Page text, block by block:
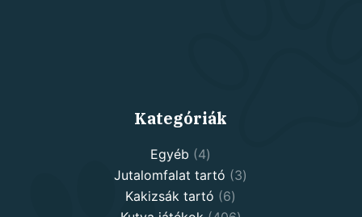
Kategóriák
Egyéb 44
products
Jutalomfalat tartó 33
Kakizsák tartó 66